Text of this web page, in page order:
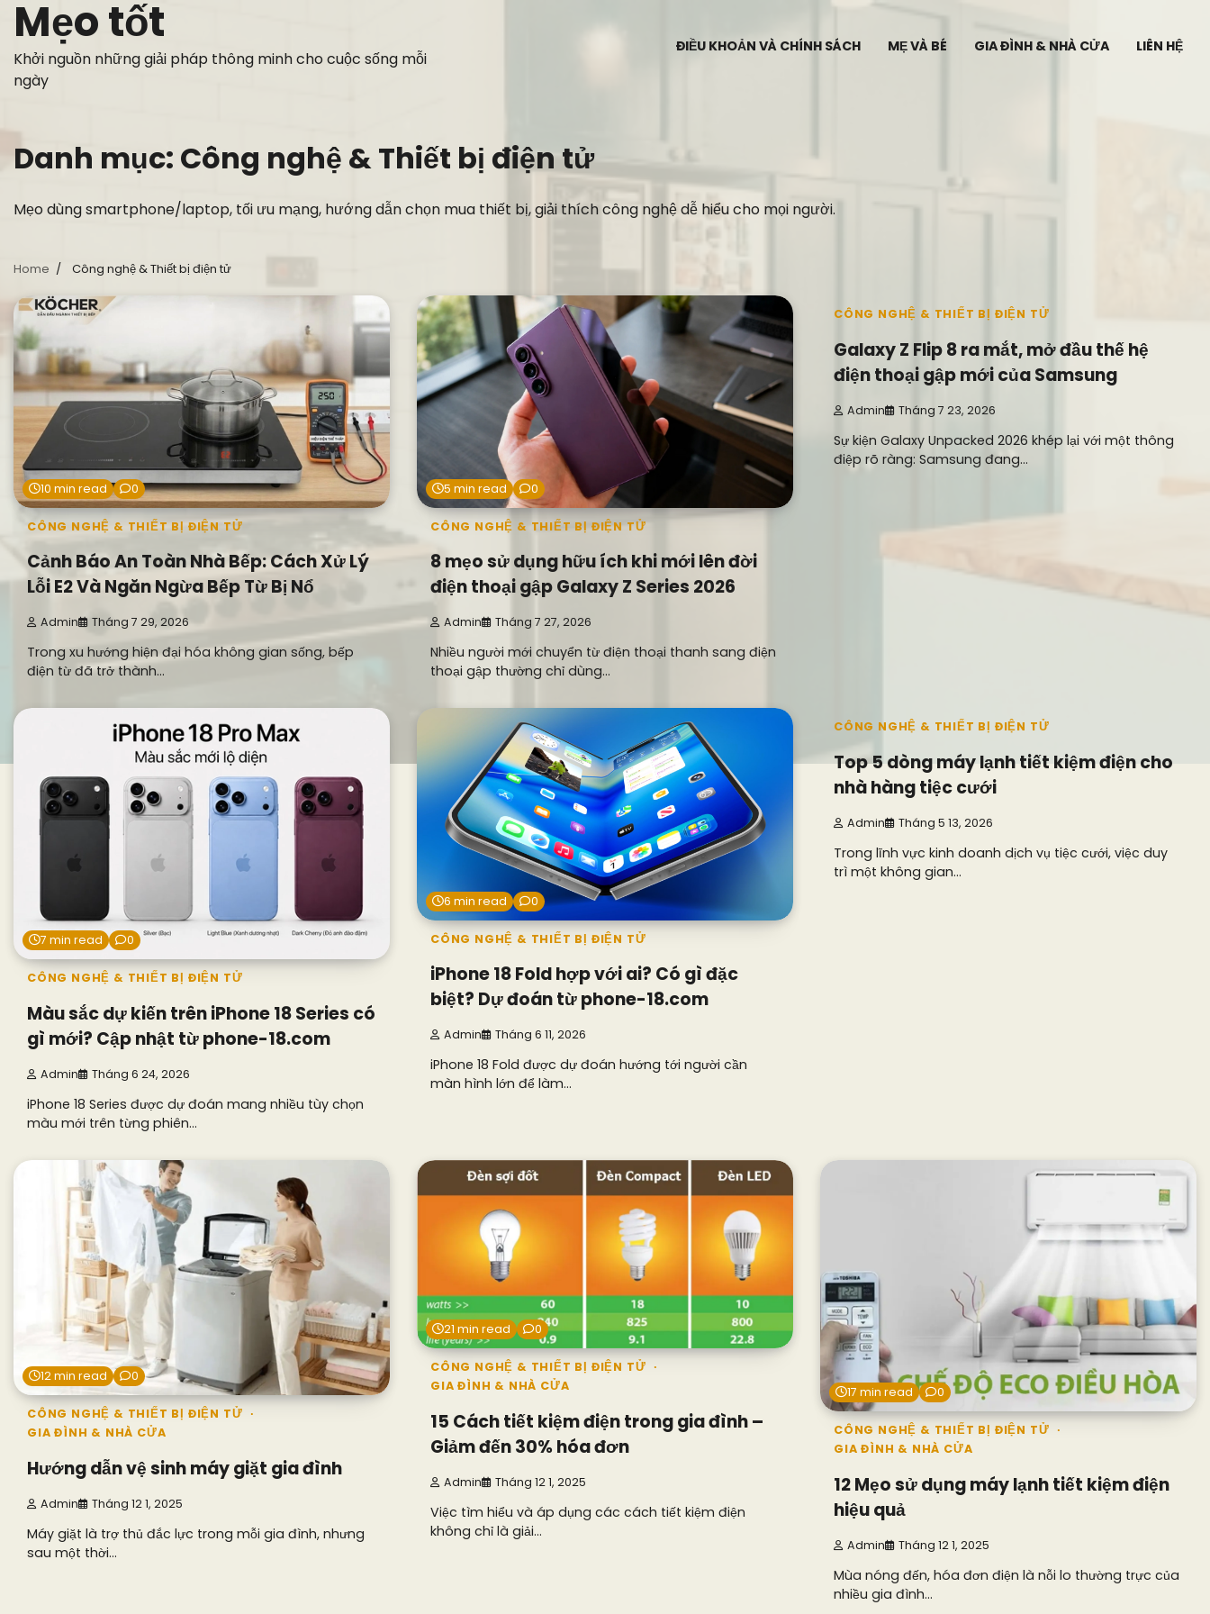
Skip
content
Mẹo tốt
Khởi nguồn những giải pháp thông minh cho cuộc sống mỗi
ngày
ĐIỀU KHOẢN VÀ CHÍNH SÁCH MẸ VÀ BÉ GIA ĐÌNH & NHÀ CỬA LIÊN HỆ
Danh mục: Công nghệ & Thiết bị điện tử
Mẹo dùng smartphone/laptop, tối ưu mạng, hướng dẫn chọn mua thiết bị, giải thích công nghệ dễ hiểu cho mọi người.
Home Công nghệ & Thiết bị điện tử
10 min read 0
CÔNG NGHỆ & THIẾT BỊ ĐIỆN TỬ
Cảnh Báo An Toàn Nhà Bếp: Cách Xử Lý
Lỗi E2 Và Ngăn Ngừa Bếp Từ Bị Nổ
Admin Tháng 7 29, 2026
Trong xu hướng hiện đại hóa không gian sống, bếp
điện từ đã trở thành…
5 min read 0
CÔNG NGHỆ & THIẾT BỊ ĐIỆN TỬ
8 mẹo sử dụng hữu ích khi mới lên đời
điện thoại gập Galaxy Z Series 2026
Admin Tháng 7 27, 2026
Nhiều người mới chuyển từ điện thoại thanh sang điện
thoại gập thường chỉ dùng…
CÔNG NGHỆ & THIẾT BỊ ĐIỆN TỬ
Galaxy Z Flip 8 ra mắt, mở đầu thế hệ
điện thoại gập mới của Samsung
Admin Tháng 7 23, 2026
Sự kiện Galaxy Unpacked 2026 khép lại với một thông
điệp rõ ràng: Samsung đang…
7 min read 0
CÔNG NGHỆ & THIẾT BỊ ĐIỆN TỬ
Màu sắc dự kiến trên iPhone 18 Series có
gì mới? Cập nhật từ phone-18.com
Admin Tháng 6 24, 2026
iPhone 18 Series được dự đoán mang nhiều tùy chọn
màu mới trên từng phiên…
6 min read 0
CÔNG NGHỆ & THIẾT BỊ ĐIỆN TỬ
iPhone 18 Fold hợp với ai? Có gì đặc
biệt? Dự đoán từ phone-18.com
Admin Tháng 6 11, 2026
iPhone 18 Fold được dự đoán hướng tới người cần
màn hình lớn để làm…
CÔNG NGHỆ & THIẾT BỊ ĐIỆN TỬ
Top 5 dòng máy lạnh tiết kiệm điện cho
nhà hàng tiệc cưới
Admin Tháng 5 13, 2026
Trong lĩnh vực kinh doanh dịch vụ tiệc cưới, việc duy
trì một không gian…
12 min read 0
CÔNG NGHỆ & THIẾT BỊ ĐIỆN TỬ
GIA ĐÌNH & NHÀ CỬA
Hướng dẫn vệ sinh máy giặt gia đình
Admin Tháng 12 1, 2025
Máy giặt là trợ thủ đắc lực trong mỗi gia đình, nhưng
sau một thời…
21 min read 0
CÔNG NGHỆ & THIẾT BỊ ĐIỆN TỬ
GIA ĐÌNH & NHÀ CỬA
15 Cách tiết kiệm điện trong gia đình –
Giảm đến 30% hóa đơn
Admin Tháng 12 1, 2025
Việc tìm hiểu và áp dụng các cách tiết kiệm điện
không chỉ là giải…
17 min read 0
CÔNG NGHỆ & THIẾT BỊ ĐIỆN TỬ
GIA ĐÌNH & NHÀ CỬA
12 Mẹo sử dụng máy lạnh tiết kiệm điện
hiệu quả
Admin Tháng 12 1, 2025
Mùa nóng đến, hóa đơn điện là nỗi lo thường trực của
nhiều gia đình…